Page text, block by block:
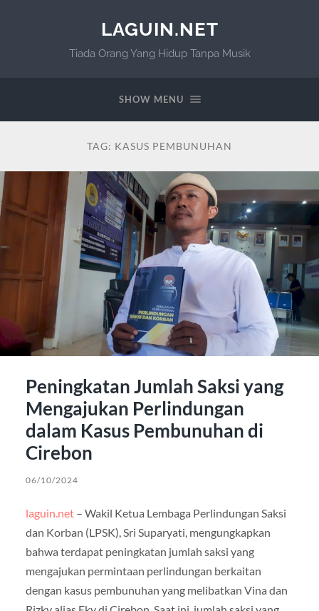
LAGUIN.NET
Tiada Orang Yang Hidup Tanpa Musik
SHOW MENU
TAG: KASUS PEMBUNUHAN
Peningkatan Jumlah Saksi yang
Mengajukan Perlindungan
dalam Kasus Pembunuhan di
Cirebon
06/10/2024
laguin.net– Wakil Ketua Lembaga Perlindungan Saksi
dan Korban (LPSK), Sri Suparyati, mengungkapkan
bahwa terdapat peningkatan jumlah saksi yang
mengajukan permintaan perlindungan berkaitan
dengan kasus pembunuhan yang melibatkan Vina dan